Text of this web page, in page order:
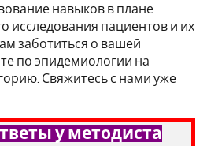
навыков в плане
исследования пациентов и их
заботиться о вашей
по эпидемиологии на
Свяжитесь с нами уже
у методиста